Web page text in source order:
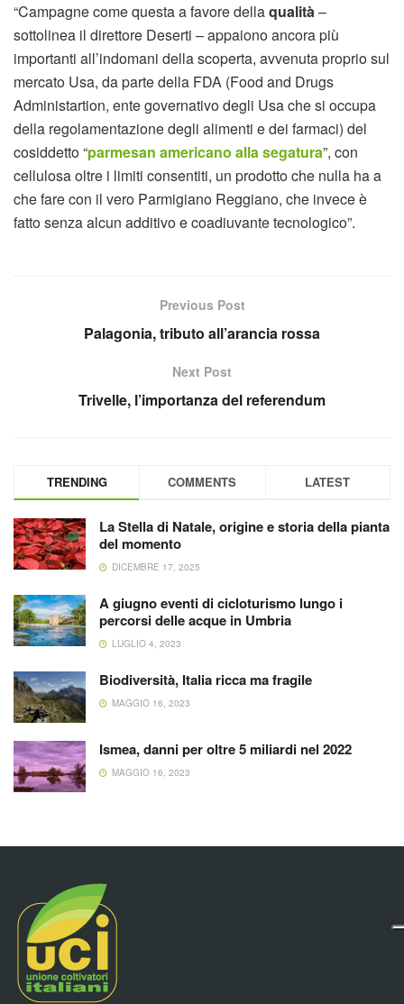
“Campagne come questa a favore dellaqualità–
sottolinea il direttore Deserti – appaiono ancora più
importanti all’indomani della scoperta, avvenuta proprio sul
mercato Usa, da parte della FDA (Food and Drugs
Administartion, ente governativo degli Usa che si occupa
della regolamentazione degli alimenti e dei farmaci) del
cosiddetto “parmesan americano alla segatura”, con
cellulosa oltre i limiti consentiti, un prodotto che nulla ha a
che fare con il vero Parmigiano Reggiano, che invece è
fatto senza alcun additivo e coadiuvante tecnologico”.
Previous Post
Palagonia, tributo all’arancia rossa
Next Post
Trivelle, l’importanza del referendum
TRENDING COMMENTS LATEST
La Stella di Natale, origine e storia della pianta
del momento
DICEMBRE 17, 2025
A giugno eventi di cicloturismo lungo i
percorsi delle acque in Umbria
LUGLIO 4, 2023
Biodiversità, Italia ricca ma fragile
MAGGIO 16, 2023
Ismea, danni per oltre 5 miliardi nel 2022
MAGGIO 16, 2023